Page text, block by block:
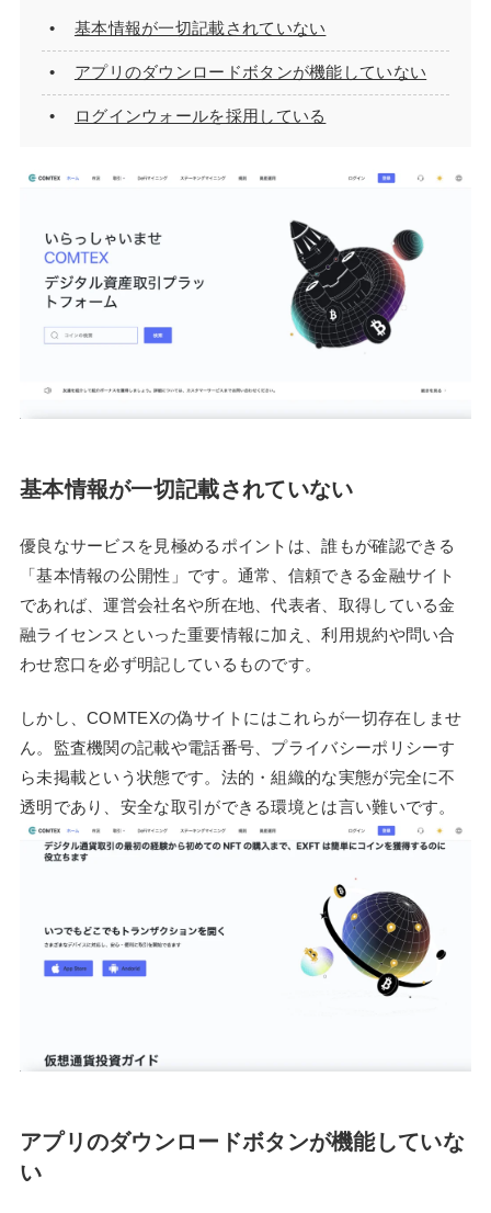
基本情報が一切記載されていない
アプリのダウンロードボタンが機能していない
ログインウォールを採用している
基本情報が一切記載されていない
優良なサービスを見極めるポイントは、誰もが確認できる
「基本情報の公開性」です。通常、信頼できる金融サイト
であれば、運営会社名や所在地、代表者、取得している金
融ライセンスといった重要情報に加え、利用規約や問い合
わせ窓口を必ず明記しているものです。
しかし、COMTEXの偽サイトにはこれらが一切存在しませ
ん。監査機関の記載や電話番号、プライバシーポリシーす
ら未掲載という状態です。法的・組織的な実態が完全に不
透明であり、安全な取引ができる環境とは言い難いです。
アプリのダウンロードボタンが機能していな
い